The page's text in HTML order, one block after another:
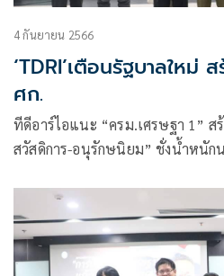
4 กันยายน 2566
‘TDRI’เตือนรัฐบาลใหม่ สร้างสมดุลนโยบาย
ศก.
ทีดีอาร์ไอแนะ “ครม.เศรษฐา 1” ส
สวัสดิการ-อนุรักษนิยม” ชั่งน้ำหนัก